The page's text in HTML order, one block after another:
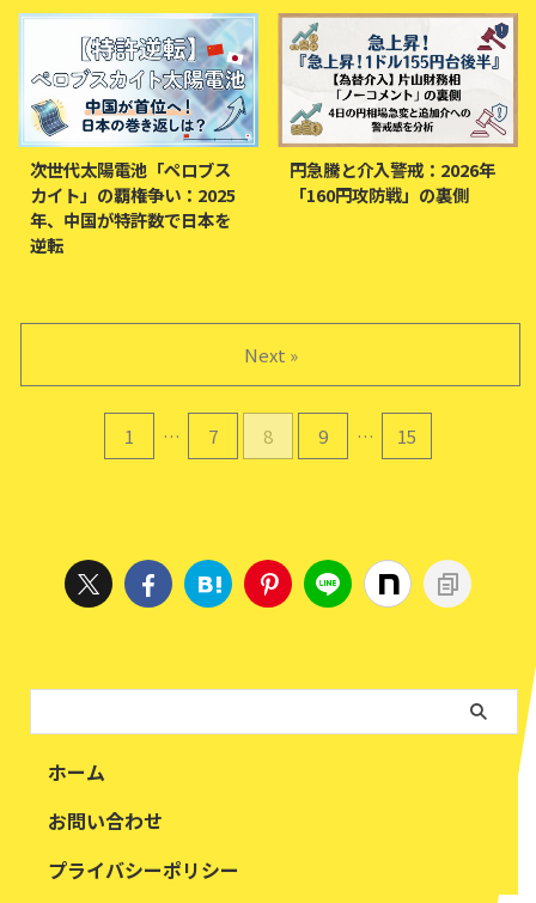
次世代太陽電池「ペロブス
カイト」の覇権争い：2025
年、中国が特許数で日本を
逆転
円急騰と介入警戒：2026年
「160円攻防戦」の裏側
1 … 7 8 9 … 15
Next »
ホーム
お問い合わせ
プライバシーポリシー